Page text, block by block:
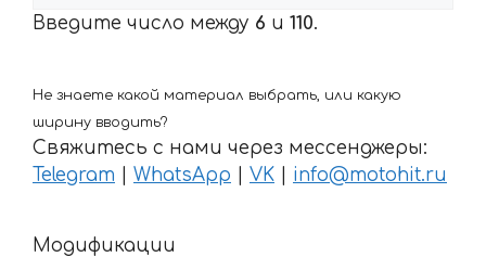
Введите число между 6 и 110.
Не знаете какой материал выбрать, или какую
ширину вводить?
Свяжитесь с нами через мессенджеры:
Telegram
WhatsApp VK info@motohit.ru
Модификации